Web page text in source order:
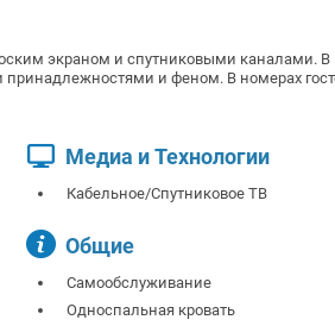
экраном и спутниковыми каналами. В
и феном. В номерах
Медиа и Технологии
Кабельное/Спутниковое ТВ
Общие
Самообслуживание
Односпальная кровать